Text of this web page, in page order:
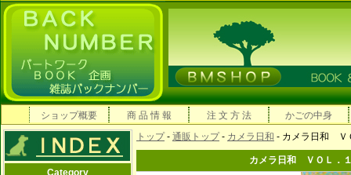
ショップ概要 商 品 情 報 注 文 方 法 かごの中身
Category
トップ- 通販トップ- カメラ日和 - カメラ日和 Ｖ
カメラ日和 ＶＯＬ．